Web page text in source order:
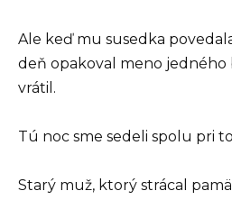
Ale keď mu susedka
deň opakoval meno jedného
vrátil.
Tú noc sme sedeli spolu pri
Starý muž, ktorý strácal